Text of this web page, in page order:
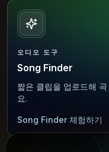
오디오 도구
Song Finder
짧은 클립을 업로드해
요.
Song Finder 체험하기